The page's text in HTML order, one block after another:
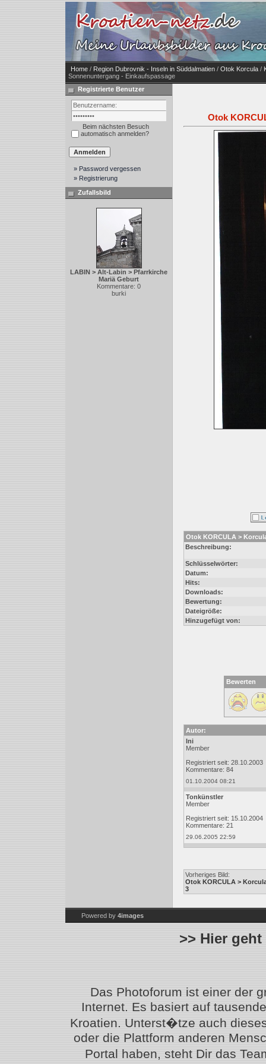
Home / Region Dubrovnik - Inseln in Süddalmatien / Otok Korcula /
Sonnenuntergang - Einkaufspassage
Registrierte Benutzer
Beim nächsten Besuch
automatisch anmelden?
» Password vergessen
» Registrierung
Zufallsbild
LABIN > Alt-Labin > Pfarrkirche
Mariä Geburt
Kommentare: 0
burki
Otok
Otok KORCULA >
Beschreibung:
Schlüsselwörter:
Datum:
Hits:
Downloads:
Bewertung:
Dateigröße:
Hinzugefügt von:
Bewerten
Autor:
Ini
Member
Registriert seit: 28.10.2003
Kommentare: 84
01.10.2004 08:21
Tonkünstler
Member
Registriert seit: 15.10.2004
Kommentare: 21
29.06.2005 22:59
Vorheriges Bild:
Otok KORCULA >
3
Powered by 4images
>> Hier
Das Photoforum ist einer der
Internet. Es basiert auf
Kroatien. Unterst�tze auch
oder die Plattform anderen
Portal haben, steht Dir das